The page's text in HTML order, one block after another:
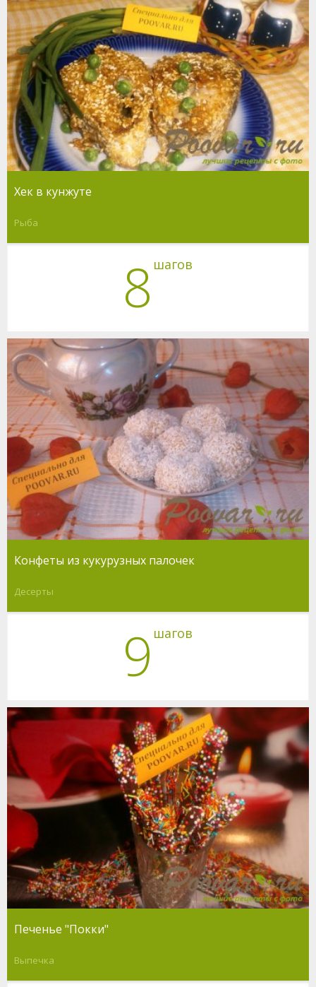
Хек в кунжуте
Рыба
8 шагов
Конфеты из кукурузных палочек
Десерты
9 шагов
Печенье "Покки"
Выпечка